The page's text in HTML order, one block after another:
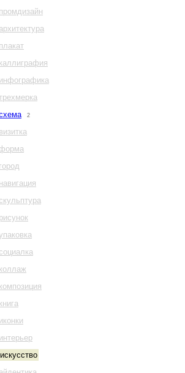
промдизайн
архитектура
плакат
каллиграфия
инфографика
2
визитка
форма
город
навигация
скульптура
рисунок
социалка
коллаж
композиция
книга
иконки
интерьер
искусство